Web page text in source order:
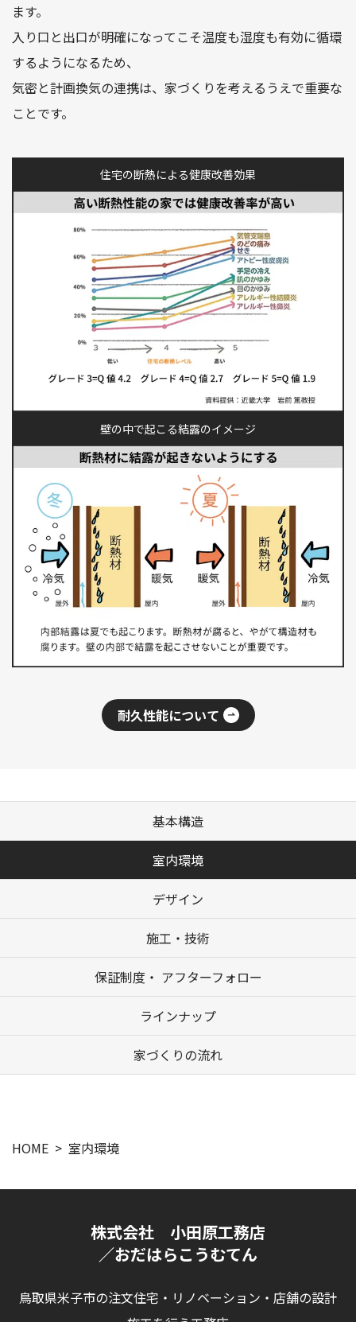
ます。
入り口と出口が明確になってこそ温度も湿度も有効に循環
するようになるため、
気密と計画換気の連携は、家づくりを考えるうえで重要な
ことです。
住宅の断熱による健康改善効果
壁の中で起こる結露のイメージ
耐久性能について
基本構造
室内環境
デザイン
施工・技術
保証制度・ アフターフォロー
ラインナップ
家づくりの流れ
HOME 室内環境
株式会社 小田原工務店
／おだはらこうむてん
鳥取県米子市の注文住宅・リノベーション・店舗の設計